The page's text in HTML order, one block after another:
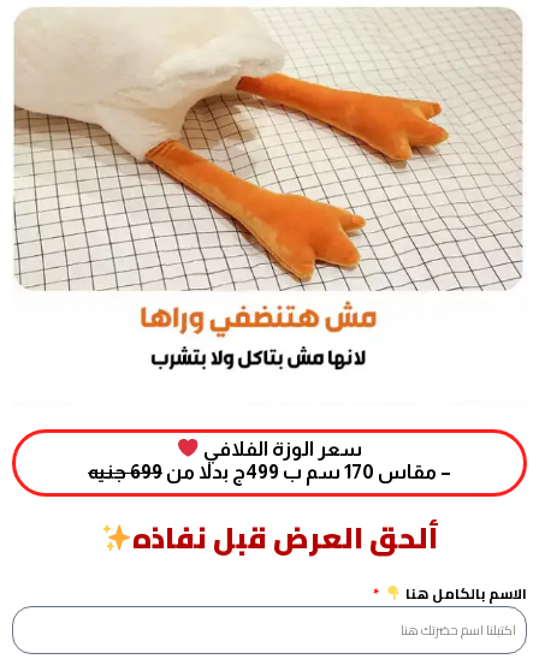
سعر الوزة الفلافي
– مقاس 170 سم ب 499ج بدلا من
699 جنيه
ألحق العرض قبل نفاذه
الاسم بالكامل هنا